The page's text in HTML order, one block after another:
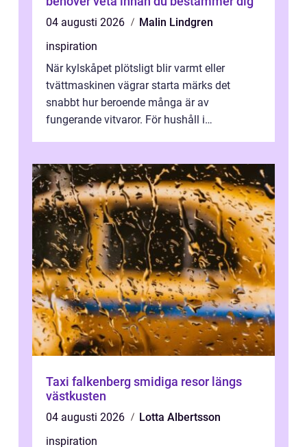
04 augusti 2026
Malin Lindgren
inspiration
När kylskåpet plötsligt blir varmt eller
tvättmaskinen vägrar starta märks det
snabbt hur beroende många är av
fungerande vitvaror. För hushåll i
Taxi falkenberg smidiga resor längs
västkusten
04 augusti 2026
Lotta Albertsson
inspiration